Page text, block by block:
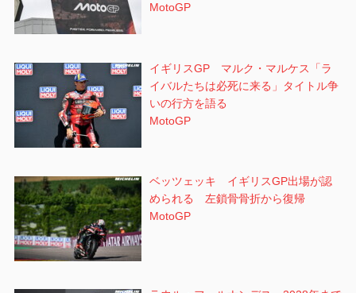
MotoGP
イギリスGP マルク・マルケス「ラ
イバルたちは必死に来る」タイトル争
いの行方を語る
MotoGP
ベッツェッキ イギリスGP出場が認
められる 左鎖骨骨折から復帰
MotoGP